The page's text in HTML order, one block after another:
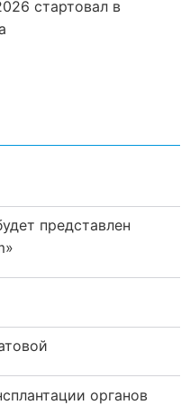
стартовал в
представлен
органов